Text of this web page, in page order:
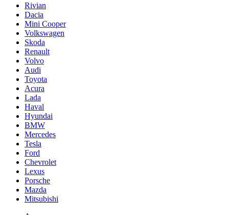
Rivian
Dacia
Mini Cooper
Volkswagen
Skoda
Renault
Volvo
Audi
Toyota
Acura
Lada
Haval
Hyundai
BMW
Mercedes
Tesla
Ford
Chevrolet
Lexus
Porsche
Mazda
Mitsubishi